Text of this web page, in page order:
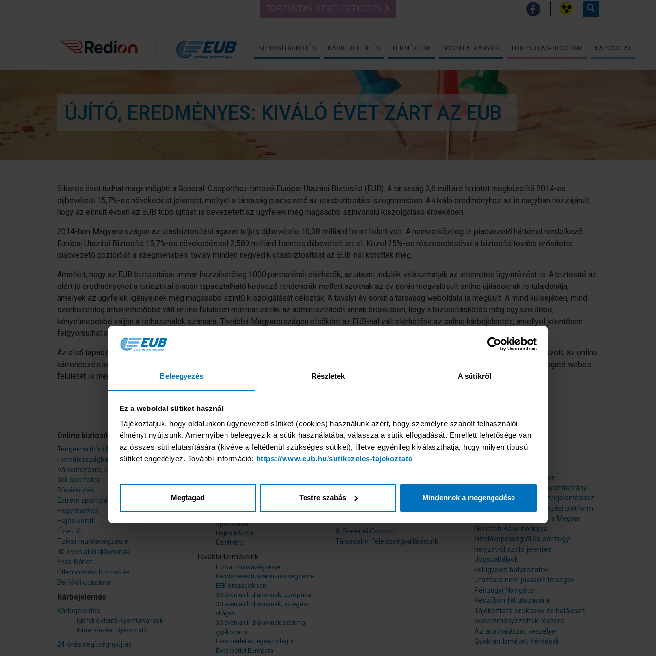
Beleegyezés Részletek A sütikről
Ez a weboldal sütiket használ
Tájékoztatjuk, hogy oldalunkon úgynevezett sütiket (cookies) használunk azért, hogy személyre szabott felhasználói
élményt nyújtsunk. Amennyiben beleegyezik a sütik használatába, válassza a sütik elfogadását. Emellett lehetősége van
az összes süti elutasítására (kivéve a feltétlenül szükséges sütiket), illetve egyénileg kiválaszthatja, hogy milyen típusú
sütiket engedélyez. További információ: https://www.eub.hu/sutikezeles-tajekoztato
Megtagad Testre szabás Mindennek a megengedése
TÖRZSUTAS BEJELENTKEZÉS
BIZTOSÍTÁSKÖTÉS KÁRBEJELENTÉS TERMÉKEINK NYOMTATVÁNYOK TÖRZSUTAS-PROGRAM KAPCSOLAT
ÚJÍTÓ, EREDMÉNYES: KIVÁLÓ ÉVET ZÁRT AZ EUB
Sikeres évet tudhat maga mögött a Generali Csoporthoz tartozó Európai Utazási Biztosító (EUB). A társaság 2,6 milliárd forintot megközelítő 2014-es
díjbevétele 15,7%-os növekedést jelentett, mellyel a társaság piacvezető az utasbiztosítási szegmensben. A kiváló eredményhez az is nagyban hozzájárult,
hogy az elmúlt évben az EUB több újítást is bevezetett az ügyfelek még magasabb színvonalú kiszolgálása érdekében.
2014-ben Magyarországon az utasbiztosítási ágazat teljes díjbevétele 10,38 milliárd forint felett volt. A nemzetközileg is piacvezető háttérrel rendelkező
Európai Utazási Biztosító 15,7%-os növekedéssel 2,589 milliárd forintos díjbevételt ért el. Közel 25%-os részesedésével a biztosító tovább erősítette
piacvezető pozícióját a szegmensben: tavaly minden negyedik utasbiztosítást az EUB-nál kötöttek meg.
Amellett, hogy az EUB biztosításai immár hozzávetőleg 1000 partnerénél elérhetők, az utazni indulók választhatják az internetes ügyintézést is. A biztosító az
elért jó eredményeket a turisztikai piacon tapasztalható kedvező tendenciák mellett azoknak az év során megvalósult online újításoknak is tulajdonítja,
amelyek az ügyfelek igényeinek még magasabb szintű kiszolgálását célozták. A tavalyi év során a társaság weboldala is megújult. A mind külsejében, mind
szerkezetileg áttekinthetőbbé vált online felületen minimalizálták az adminisztrációt annak érdekében, hogy a biztosításkötés még egyszerűbbé,
kényelmesebbé váljon a felhasználók számára. Továbbá Magyarországon elsőként az EUB-nál vált elérhetővé az online kárbejelentés, amellyel jelentősen
felgyorsulhat a kárrendezés folyamata a postai vagy személyes kárbejelentéssel szemben.
Az első tapasztalatok azt mutatják, hogy a kényelmi funkciók fogadtatása kedvező volt: a weboldalon közel 30%-os bevétel-növekedés mutatkozott, az online
kárrendezés lehetőségével pedig szintén azonnal élni kezdtek az ügyfelek. Emellett az év végi időszakban a társaság a vállalati igényeket támogató webes
felületét is megújította, az első hónapok tapasztalatai és visszajelzései alapján sikerrel.
Online biztosításkötés
Tengerparti üdülés
Horvátországba, Szlovéniába
Városnézésre, körútra
Téli sportokra
Búvárkodás
Extrém sportolás
Hegymászás
Hajós körút
Üzleti út
Fizikai munkavégzésre
30 éven aluli diákoknak
Éves Bérlet
Útlemondási biztosítás
Belföldi utazásra
Kárbejelentés
Kárbejelentés
Igénybejelentő Nyomtatványok
Kárrendezési tájékoztató
24 órás segítségnyújtás
Termékeink
Népszerű termékeink
Tengerparti üdülésre, egzotikus
Városnézésre
Hegymászásra
Sportolásra
Hajós körútra
Üzleti útra
További termékeink
Fizikai munkavégzésre
Rendszeres fizikai munkavégzésre
EEK országokban
30 éven aluli diákoknak, Európába
30 éven aluli diákoknak, az egész
világra
30 éven aluli diákoknak szakmai
gyakorlatra
Éves bérlet az egész világra
Éves bérlet Európára
Rólunk
Híreink
Tagságaink
Küldetésünk
Értékeink
A Generali Csoport
Társadalmi felelősségvállalásunk
Kapcsolat
Kapcsolat
Ügyfélpanaszok kezelése
MNB panaszbejelentő nyomtatvány
Meghatalmazás panaszbejelentéshez
Európai online vitarendezési platform
Felügyeleti Hatóságunk, a Magyar
Nemzeti Bank honlapja
Fizetőképességről és pénzügyi
helyzetről szóló jelentés
Jogszabályok
Felügyeleti határozatok
Utazásra nem javasolt térségek
Pénzügyi Navigátor
Készüljön fel utazására!
Tájékoztató örökösök és haláleseti
kedvezményezettek részére
Az adathalászat veszélyei
Gyakran Ismételt Kérdések